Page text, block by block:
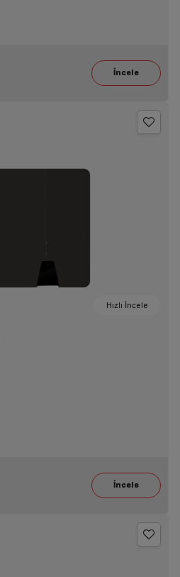
Hızlı İncele